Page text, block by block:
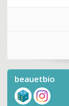
beauetbio